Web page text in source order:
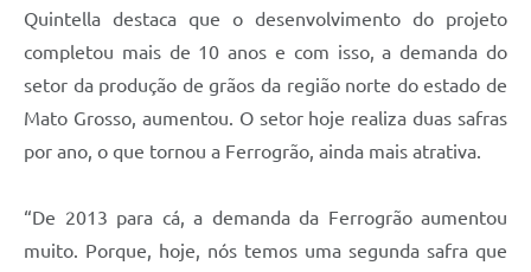
Quintella destaca que o desenvolvimento do projeto
completou mais de 10 anos e com isso, a demanda do
setor da produção de grãos da região norte do estado de
Mato Grosso, aumentou. O setor hoje realiza duas safras
por ano, o que tornou a Ferrogrão, ainda mais atrativa.
“De 2013 para cá, a demanda da Ferrogrão aumentou
muito. Porque, hoje, nós temos uma segunda safra que